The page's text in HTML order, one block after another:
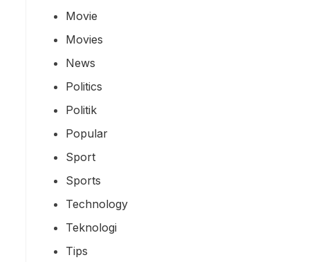
Movie
Movies
News
Politics
Politik
Popular
Sport
Sports
Technology
Teknologi
Tips